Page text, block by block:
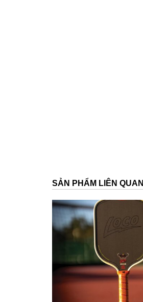
SẢN PHẨM LIÊN QUAN